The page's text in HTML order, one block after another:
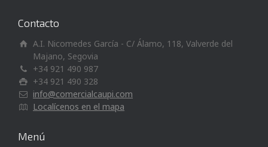
Contacto
A.I. Nicomedes García - C/ Álamo, 118, Valverde del
Majano, Segovia
+34 921 490 987
+34 921 490 328
info@comercialcaupi.com
Localícenos en el mapa
Menú